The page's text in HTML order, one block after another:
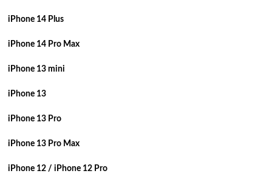
iPhone 14 Plus
iPhone 14 Pro Max
iPhone 13 mini
iPhone 13
iPhone 13 Pro
iPhone 13 Pro Max
iPhone 12 / iPhone 12 Pro